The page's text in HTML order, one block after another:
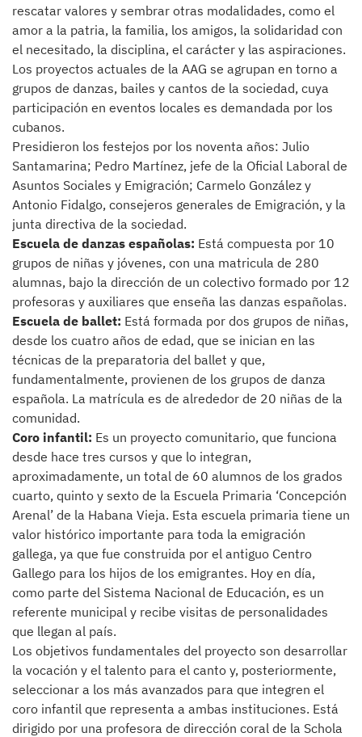
rescatar valores y sembrar otras modalidades, como el
amor a la patria, la familia, los amigos, la solidaridad con
el necesitado, la disciplina, el carácter y las aspiraciones.
Los proyectos actuales de la AAG se agrupan en torno a
grupos de danzas, bailes y cantos de la sociedad, cuya
participación en eventos locales es demandada por los
cubanos.
Presidieron los festejos por los noventa años: Julio
Santamarina; Pedro Martínez, jefe de la Oficial Laboral de
Asuntos Sociales y Emigración; Carmelo González y
Antonio Fidalgo, consejeros generales de Emigración, y la
junta directiva de la sociedad.
Escuela de danzas españolas: Está compuesta por 10
grupos de niñas y jóvenes, con una matricula de 280
alumnas, bajo la dirección de un colectivo formado por 12
profesoras y auxiliares que enseña las danzas españolas.
Escuela de ballet: Está formada por dos grupos de niñas,
desde los cuatro años de edad, que se inician en las
técnicas de la preparatoria del ballet y que,
fundamentalmente, provienen de los grupos de danza
española. La matrícula es de alrededor de 20 niñas de la
comunidad.
Coro infantil: Es un proyecto comunitario, que funciona
desde hace tres cursos y que lo integran,
aproximadamente, un total de 60 alumnos de los grados
cuarto, quinto y sexto de la Escuela Primaria ‘Concepción
Arenal’ de la Habana Vieja. Esta escuela primaria tiene un
valor histórico importante para toda la emigración
gallega, ya que fue construida por el antiguo Centro
Gallego para los hijos de los emigrantes. Hoy en día,
como parte del Sistema Nacional de Educación, es un
referente municipal y recibe visitas de personalidades
que llegan al país.
Los objetivos fundamentales del proyecto son desarrollar
la vocación y el talento para el canto y, posteriormente,
seleccionar a los más avanzados para que integren el
coro infantil que representa a ambas instituciones. Está
dirigido por una profesora de dirección coral de la Schola